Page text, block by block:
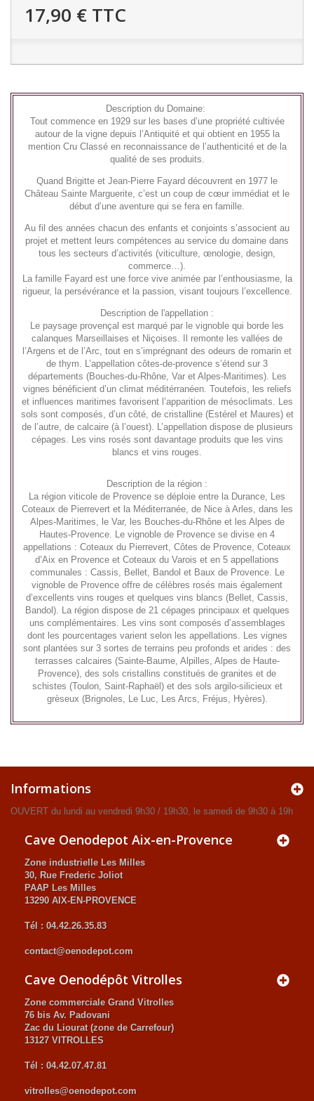
17,90 € TTC
Description du Domaine:
Tout commence en 1929 sur les bases d’une propriété cultivée
autour de la vigne depuis l’Antiquité et qui obtient en 1955 la
mention Cru Classé en reconnaissance de l’authenticité et de la
qualité de ses produits.
Quand Brigitte et Jean-Pierre Fayard découvrent en 1977 le
Château Sainte Marguerite, c’est un coup de cœur immédiat et le
début d’une aventure qui se fera en famille.
Au fil des années chacun des enfants et conjoints s’associent au
projet et mettent leurs compétences au service du domaine dans
tous les secteurs d’activités (viticulture, œnologie, design,
commerce…).
La famille Fayard est une force vive animée par l’enthousiasme, la
rigueur, la persévérance et la passion, visant toujours l’excellence.
Description de l'appellation :
Le paysage provençal est marqué par le vignoble qui borde les
calanques Marseillaises et Niçoises. Il remonte les vallées de
l’Argens et de l’Arc, tout en s’imprégnant des odeurs de romarin et
de thym. L’appellation côtes-de-provence s’étend sur 3
départements (Bouches-du-Rhône, Var et Alpes-Maritimes). Les
vignes bénéficient d’un climat méditérranéen. Toutefois, les reliefs
et influences maritimes favorisent l’apparition de mésoclimats. Les
sols sont composés, d’un côté, de cristalline (Estérel et Maures) et
de l’autre, de calcaire (à l’ouest). L’appellation dispose de plusieurs
cépages. Les vins rosés sont davantage produits que les vins
blancs et vins rouges.
Description de la région :
La région viticole de Provence se déploie entre la Durance, Les
Coteaux de Pierrevert et la Méditerranée, de Nice à Arles, dans les
Alpes-Maritimes, le Var, les Bouches-du-Rhône et les Alpes de
Hautes-Provence. Le vignoble de Provence se divise en 4
appellations : Coteaux du Pierrevert, Côtes de Provence, Coteaux
d’Aix en Provence et Coteaux du Varois et en 5 appellations
communales : Cassis, Bellet, Bandol et Baux de Provence. Le
vignoble de Provence offre de célèbres rosés mais également
d’excellents vins rouges et quelques vins blancs (Bellet, Cassis,
Bandol). La région dispose de 21 cépages principaux et quelques
uns complémentaires. Les vins sont composés d’assemblages
dont les pourcentages varient selon les appellations. Les vignes
sont plantées sur 3 sortes de terrains peu profonds et arides : des
terrasses calcaires (Sainte-Baume, Alpilles, Alpes de Haute-
Provence), des sols cristallins constitués de granites et de
schistes (Toulon, Saint-Raphaël) et des sols argilo-silicieux et
grèseux (Brignoles, Le Luc, Les Arcs, Fréjus, Hyères).
Informations
OUVERT du lundi au vendredi 9h30 / 19h30, le samedi de 9h30 à 19h
Cave Oenodepot Aix-en-Provence
Zone industrielle Les Milles
30, Rue Frederic Joliot
PAAP Les Milles
13290 AIX-EN-PROVENCE
Tél : 04.42.26.35.83
contact@oenodepot.com
Cave Oenodépôt Vitrolles
Zone commerciale Grand Vitrolles
76 bis Av. Padovani
Zac du Liourat (zone de Carrefour)
13127 VITROLLES
Tél : 04.42.07.47.81
vitrolles@oenodepot.com